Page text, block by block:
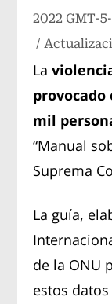
2022 GMT-
/
La
provocado
mil
“Manual
Suprema
La guía,
de la ONU
estos